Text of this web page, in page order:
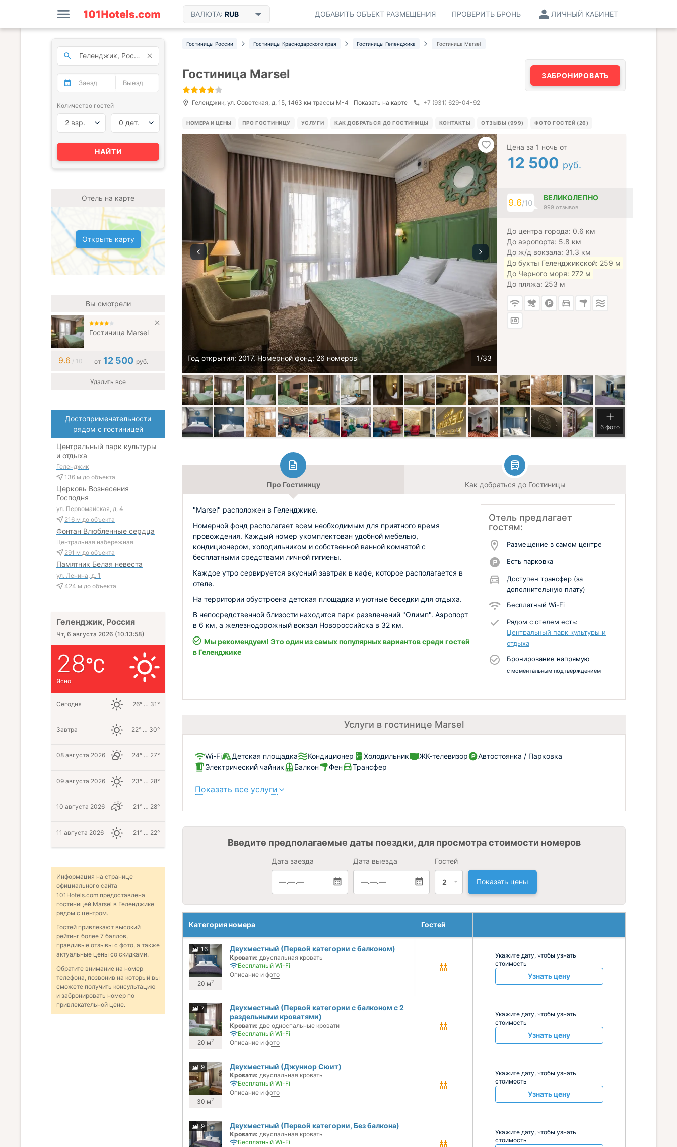
ВАЛЮТА: RUB ЛИЧНЫЙ КАБИНЕТ
ПРОВЕРИТЬ БРОНЬ
ДОБАВИТЬ ОБЪЕКТ РАЗМЕЩЕНИЯ
Гостиницы России Гостиницы Краснодарского края Гостиницы Геленджика Гостиница Marsel
Гостиница Marsel
Геленджик, ул. Советская, д. 15, 1463 км трассы М-4 Показать на карте +7 (931) 629-04-92
ЗАБРОНИРОВАТЬ
НОМЕРА И ЦЕНЫ ПРО ГОСТИНИЦУ УСЛУГИ КАК ДОБРАТЬСЯ ДО ГОСТИНИЦЫ КОНТАКТЫ ОТЗЫВЫ (999) ФОТО ГОСТЕЙ (26)
Год открытия: 2017. Номерной фонд: 26 номеров
Цена за 1 ночь от
12 500 руб.
9.6/10
ВЕЛИКОЛЕПНО
999 отзывов
До центра города: 0.6 км
До аэропорта: 5.8 км
До ж/д вокзала: 31.3 км
До бухты Геленджикской: 259 м
До Черного моря: 272 м
До пляжа: 253 м
6 фото
Про Гостиницу Как добраться до Гостиницы
Отель предлагает
гостям:
Размещение в самом центре
Есть парковка
Доступен трансфер (за
дополнительную плату)
Бесплатный Wi-Fi
Рядом с отелем есть:
Центральный парк культуры и
отдыха
Бронирование напрямую
с моментальным подтверждением
"Marsel" расположен в Геленджике.
Номерной фонд располагает всем необходимым для приятного время
провождения. Каждый номер укомплектован удобной мебелью,
кондиционером, холодильником и собственной ванной комнатой с
бесплатными средствами личной гигиены.
Каждое утро сервируется вкусный завтрак в кафе, которое располагается в
отеле.
На территории обустроена детская площадка и уютные беседки для отдыха.
В непосредственной близости находится парк развлечений "Олимп". Аэропорт
в 6 км, а железнодорожный вокзал Новороссийска в 32 км.
Мы рекомендуем! Это один из самых популярных вариантов среди гостей
в Геленджике
Услуги в гостинице Marsel
Wi-Fi Детская площадка Кондиционер Холодильник ЖК-телевизор
Автостоянка / Парковка
Электрический чайник
Балкон Фен Трансфер
Показать все услуги
Введите предполагаемые даты поездки, для просмотра стоимости номеров
Дата заезда
—.—.—
Дата выезда
—.—.—
Гостей
2 Показать цены
Категория номера Гостей
16
20 м2
Двухместный (Первой категории с балконом)
Кровати: двуспальная кровать
Бесплатный Wi-Fi
Описание и фото
Укажите дату, чтобы узнать
стоимость
Узнать цену
7
20 м2
Двухместный (Первой категории с балконом с 2
раздельными кроватями)
Кровати: две односпальные кровати
Бесплатный Wi-Fi
Описание и фото
Укажите дату, чтобы узнать
стоимость
Узнать цену
9
30 м2
Двухместный (Джуниор Сюит)
Кровати: двуспальная кровать
Бесплатный Wi-Fi
Описание и фото
Укажите дату, чтобы узнать
стоимость
Узнать цену
9 Двухместный (Первой категории, Без балкона)
Кровати: двуспальная кровать
Бесплатный Wi-Fi
Укажите дату, чтобы узнать
стоимость
Количество гостей
2 взр. 0 дет.
НАЙТИ
Отель на карте
Открыть карту
Вы смотрели
Гостиница Marsel
9.6 / 10 от 12 500 руб.
Удалить все
Достопримечательности
рядом с гостиницей
Центральный парк культуры
и отдыха
Геленджик
136 м до объекта
Церковь Вознесения
Господня
ул. Первомайская, д. 4
216 м до объекта
Фонтан Влюбленные сердца
Центральная набережная
291 м до объекта
Памятник Белая невеста
ул. Ленина, д. 1
424 м до объекта
Геленджик, Россия
Чт, 6 августа 2026 (10:13:59)
28
Ясно
Сегодня 26° … 31°
Завтра 22° … 30°
08 августа 2026 24° … 27°
09 августа 2026 23° … 28°
10 августа 2026 21° … 28°
11 августа 2026 21° … 22°
Информация на странице
официального сайта
101Hotels.com предоставлена
гостиницей Marsel в Геленджике
рядом с центром.
Гостей привлекают высокий
рейтинг более 7 баллов,
правдивые отзывы с фото, а также
актуальные цены со скидками.
Обратите внимание на номер
телефона, позвонив на который вы
сможете получить консультацию
и забронировать номер по
привлекательной цене.